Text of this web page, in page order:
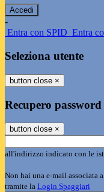
-
Entra con SPID Entra
Seleziona utente
button close ×
Recupero password
button close ×
all'indirizzo indicato con le
Non hai una e-mail associata
tramite la Login Spaggiari